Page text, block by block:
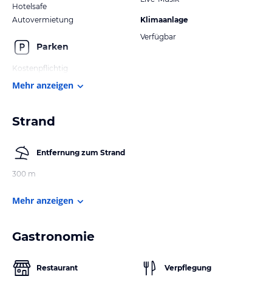
Hotelsafe
Autovermietung
Parken
Kostenpflichtig
Klimaanlage
Verfügbar
Mehr anzeigen
Strand
Entfernung zum Strand
300 m
Mehr anzeigen
Gastronomie
Restaurant Verpflegung